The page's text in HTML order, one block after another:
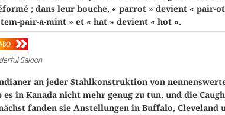
; dans leur bouche, « parrot » devient « pair-
pair-a-mint » et « hat » devient « hot ».
Saloon
an jeder Stahlkonstruktion von
in Kanada nicht mehr genug zu tun, und die
fanden sie Anstellungen in Buffalo, Cleveland